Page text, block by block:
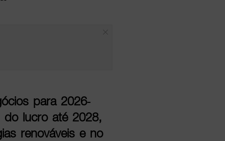
para 2026-
lucro até 2028,
renováveis e no